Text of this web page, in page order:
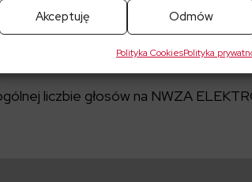
Akceptuję Odmów
Polityka CookiesPolityka
NWZA ELEKTROTIM S.A.
oraz formularze
liczbie głosów na NWZA